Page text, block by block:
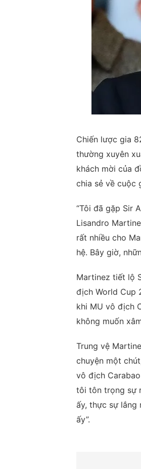
Chiến lược gia
thường xuyên
khách mời của
chia sẻ về cuộc
“Tôi đã gặp Sir
Lisandro
rất nhiều cho
hệ. Bây giờ,
Martinez tiết lộ
địch World Cup
khi MU vô địch
không muốn
Trung vệ
chuyện một
vô địch
tôi tôn trọng sự
ấy, thực sự lắng
ấy”.